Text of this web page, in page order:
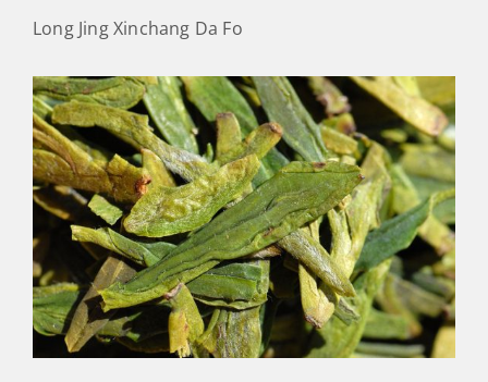
Long Jing Xinchang Da Fo